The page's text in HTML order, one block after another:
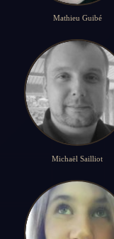
Mathieu Guibé
Michaël Sailliot